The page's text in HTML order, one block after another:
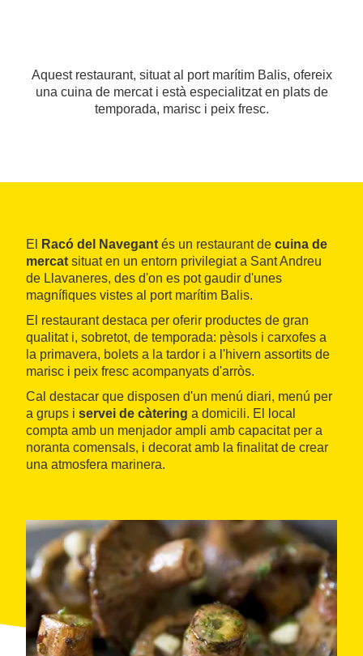
Aquest restaurant, situat al port marítim Balis, ofereix
una cuina de mercat i està especialitzat en plats de
temporada, marisc i peix fresc.
El Racó del Navegant és un restaurant de cuina de
mercat situat en un entorn privilegiat a Sant Andreu
de Llavaneres, des d'on es pot gaudir d'unes
magnífiques vistes al port marítim Balis.
El restaurant destaca per oferir productes de gran
qualitat i, sobretot, de temporada: pèsols i carxofes a
la primavera, bolets a la tardor i a l'hivern assortits de
marisc i peix fresc acompanyats d'arròs.
Cal destacar que disposen d'un menú diari, menú per
a grups i servei de càtering a domicili. El local
compta amb un menjador ampli amb capacitat per a
noranta comensals, i decorat amb la finalitat de crear
una atmosfera marinera.